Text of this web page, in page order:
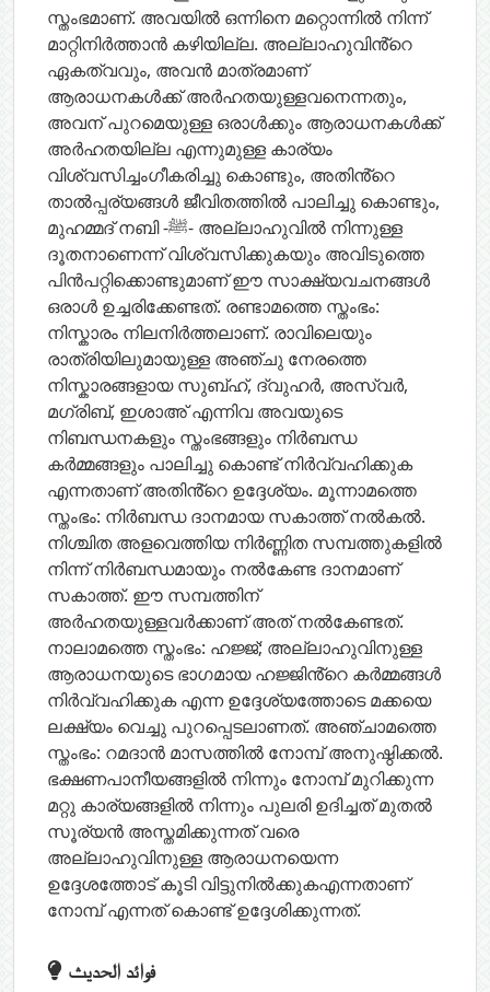
സ്തംഭമാണ്. അവയിൽ ഒന്നിനെ മറ്റൊന്നിൽ നിന്ന്
മാറ്റിനിർത്താൻ കഴിയില്ല. അല്ലാഹുവിൻ്റെ
ഏകത്വവും, അവൻ മാത്രമാണ്
ആരാധനകൾക്ക് അർഹതയുള്ളവനെന്നതും,
അവന് പുറമെയുള്ള ഒരാൾക്കും ആരാധനകൾക്ക്
അർഹതയില്ല എന്നുമുള്ള കാര്യം
വിശ്വസിച്ചംഗീകരിച്ചു കൊണ്ടും, അതിൻ്റെ
താൽപ്പര്യങ്ങൾ ജീവിതത്തിൽ പാലിച്ചു കൊണ്ടും,
മുഹമ്മദ് നബി -ﷺ- അല്ലാഹുവിൽ നിന്നുള്ള
ദൂതനാണെന്ന് വിശ്വസിക്കുകയും അവിടുത്തെ
പിൻപറ്റിക്കൊണ്ടുമാണ് ഈ സാക്ഷ്യവചനങ്ങൾ
ഒരാൾ ഉച്ചരിക്കേണ്ടത്. രണ്ടാമത്തെ സ്തംഭം:
നിസ്കാരം നിലനിർത്തലാണ്. രാവിലെയും
രാത്രിയിലുമായുള്ള അഞ്ചു നേരത്തെ
നിസ്കാരങ്ങളായ സുബ്ഹ്, ദ്വുഹർ, അസ്വർ,
മഗ്‌രിബ്, ഇശാഅ് എന്നിവ അവയുടെ
നിബന്ധനകളും സ്തംഭങ്ങളും നിർബന്ധ
കർമ്മങ്ങളും പാലിച്ചു കൊണ്ട് നിർവ്വഹിക്കുക
എന്നതാണ് അതിൻ്റെ ഉദ്ദേശ്യം. മൂന്നാമത്തെ
സ്തംഭം: നിർബന്ധ ദാനമായ സകാത്ത് നൽകൽ.
നിശ്ചിത അളവെത്തിയ നിർണ്ണിത സമ്പത്തുകളിൽ
നിന്ന് നിർബന്ധമായും നൽകേണ്ട ദാനമാണ്
സകാത്ത്. ഈ സമ്പത്തിന്
അർഹതയുള്ളവർക്കാണ് അത് നൽകേണ്ടത്.
നാലാമത്തെ സ്തംഭം: ഹജ്ജ്; അല്ലാഹുവിനുള്ള
ആരാധനയുടെ ഭാഗമായ ഹജ്ജിൻ്റെ കർമ്മങ്ങൾ
നിർവ്വഹിക്കുക എന്ന ഉദ്ദേശ്യത്തോടെ മക്കയെ
ലക്ഷ്യം വെച്ചു പുറപ്പെടലാണത്. അഞ്ചാമത്തെ
സ്തംഭം: റമദാൻ മാസത്തിൽ നോമ്പ് അനുഷ്ഠിക്കൽ.
ഭക്ഷണപാനീയങ്ങളിൽ നിന്നും നോമ്പ് മുറിക്കുന്ന
മറ്റു കാര്യങ്ങളിൽ നിന്നും പുലരി ഉദിച്ചത് മുതൽ
സൂര്യൻ അസ്തമിക്കുന്നത് വരെ
അല്ലാഹുവിനുള്ള ആരാധനയെന്ന
ഉദ്ദേശത്തോട് കൂടി വിട്ടുനിൽക്കുകഎന്നതാണ്
നോമ്പ് എന്നത് കൊണ്ട് ഉദ്ദേശിക്കുന്നത്.
فوائد الحديث